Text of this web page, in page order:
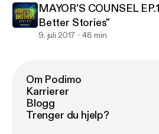
MAYOR'S COUNSEL
Better Stories"
9. juli 2017 48 min
Om Podimo
Karrierer
Blogg
Trenger du hjelp?